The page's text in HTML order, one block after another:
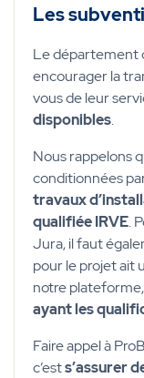
Les
Le département
encourager la
vous de leur
disponibles.
Nous rappelons
conditionnées
travaux
qualifiée IRVE.
Jura, il faut
pour le projet ait
notre plateforme,
ayant les
Faire appel à
c’ests’assurer